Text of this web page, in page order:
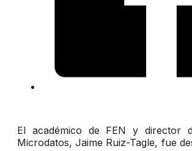
El académico de FEN y director
Microdatos, Jaime Ruiz-Tagle, fue